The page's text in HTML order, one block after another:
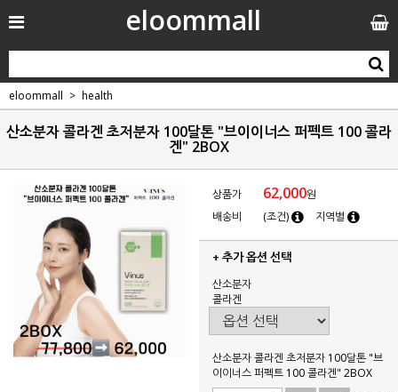
eloommall
eloommall health
산소분자 콜라겐 초저분자 100달톤 "브이이너스 퍼펙트 100 콜라
겐" 2BOX
상품가 62,000원
배송비
(조건) 지역별
+ 추가 옵션 선택
산소분자
콜라겐
산소분자 콜라겐 초저분자 100달톤 "브
이이너스 퍼펙트 100 콜라겐" 2BOX